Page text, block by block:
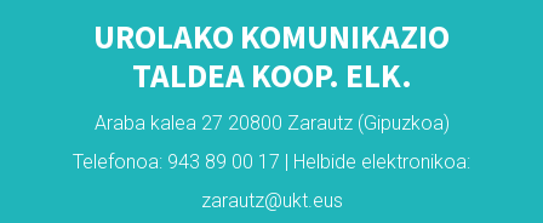
UROLAKO KOMUNIKAZIO
TALDEA KOOP. ELK.
Araba kalea 27 20800 Zarautz (Gipuzkoa)
Telefonoa: 943 89 00 17 | Helbide elektronikoa:
zarautz@ukt.eus